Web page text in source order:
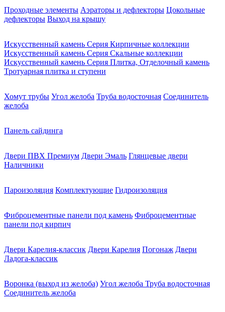
Проходные элементы Аэраторы и дефлекторы Цокольные
дефлекторы Выход на крышу
Искусственный камень Серия Кирпичные коллекции
Искусственный камень Серия Скальные коллекции
Искусственный камень Серия Плитка, Отделочный камень
Тротуарная плитка и ступени
Хомут трубы Угол желоба Труба водосточная Соединитель
желоба
Панель сайдинга
Двери ПВХ Премиум Двери Эмаль Глянцевые двери
Наличники
Пароизоляция Комплектующие Гидроизоляция
Фиброцементные панели под камень Фиброцементные
панели под кирпич
Двери Карелия-классик Двери Карелия Погонаж Двери
Ладога-классик
Воронка (выход из желоба) Угол желоба Труба водосточная
Соединитель желоба